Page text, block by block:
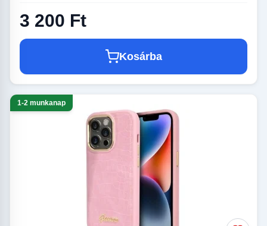
3 200 Ft
Kosárba
1-2 munkanap